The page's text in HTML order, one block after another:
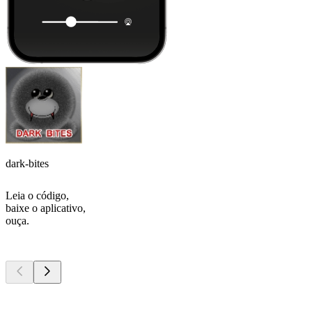
dark-bites
Leia o código,
baixe o aplicativo,
ouça.